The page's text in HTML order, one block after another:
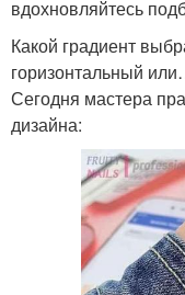
вдохновляйтесь
Какой градиент
горизонтальный
Сегодня мастера
дизайна: